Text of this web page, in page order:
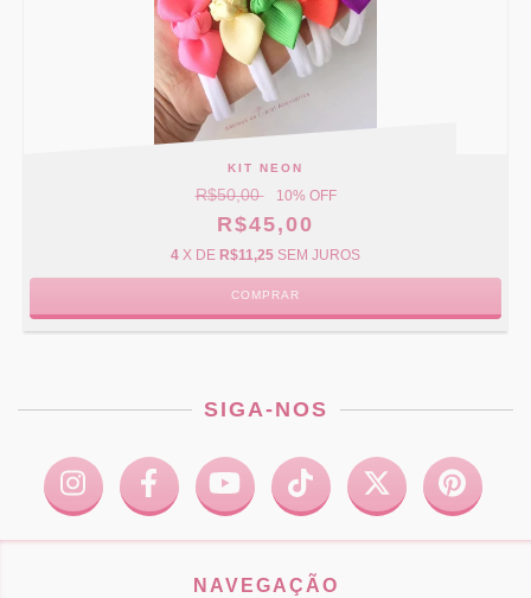
KIT NEON
R$50,00 10% OFF
R$45,00
4 X DE R$11,25 SEM JUROS
COMPRAR
SIGA-NOS
NAVEGAÇÃO